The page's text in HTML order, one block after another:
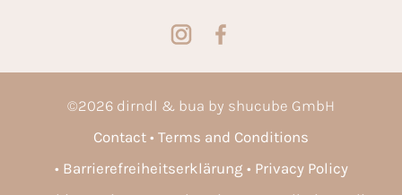
©2026 dirndl & bua by shucube GmbH
Contact
Terms and Conditions
Barrierefreiheitserklärung
Privacy Policy